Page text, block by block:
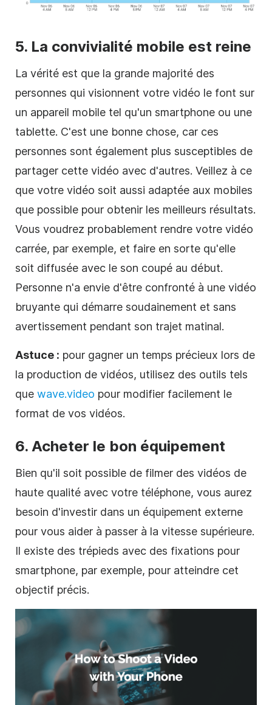
5. La convivialité mobile est reine
La vérité est que la grande majorité des
personnes qui visionnent votre vidéo le font sur
un appareil mobile tel qu'un smartphone ou une
tablette. C'est une bonne chose, car ces
personnes sont également plus susceptibles de
partager cette vidéo avec d'autres. Veillez à ce
que votre vidéo soit aussi adaptée aux mobiles
que possible pour obtenir les meilleurs résultats.
Vous voudrez probablement rendre votre vidéo
carrée, par exemple, et faire en sorte qu'elle
soit diffusée avec le son coupé au début.
Personne n'a envie d'être confronté à une vidéo
bruyante qui démarre soudainement et sans
avertissement pendant son trajet matinal.
Astuce : pour gagner un temps précieux lors de
la production de vidéos, utilisez des outils tels
que wave.video pour modifier facilement le
format de vos vidéos.
6. Acheter le bon équipement
Bien qu'il soit possible de filmer des vidéos de
haute qualité avec votre téléphone, vous aurez
besoin d'investir dans un équipement externe
pour vous aider à passer à la vitesse supérieure.
Il existe des trépieds avec des fixations pour
smartphone, par exemple, pour atteindre cet
objectif précis.